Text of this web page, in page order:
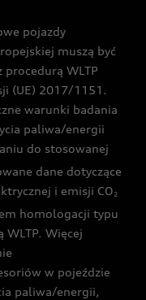
pojazdy
muszą być
WLTP
(UE) 2017/1151.
warunki badania
paliwa/energii
do stosowanej
dane dotyczące
i emisji CO2
homologacji typu
Więcej
w pojeździe
paliwa/energii,